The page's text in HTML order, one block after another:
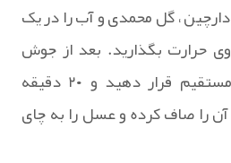
، گل محمدی و آب را در یک
حرارت بگذارید. بعد از جوش
آمدن روی حرارت غیر مستقیم قرار دهید و ۲۰ دقیقه
را صاف کرده و عسل را به چای